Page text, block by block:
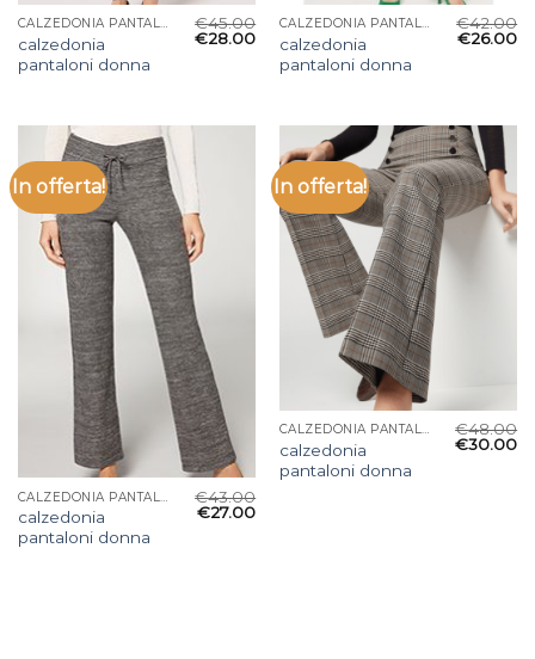
CALZEDONIA PANTALONI DONNA
calzedonia
pantaloni donna
€45.00
€28.00
CALZEDONIA PANTALONI DONNA
calzedonia
pantaloni donna
€42.00
€26.00
In offerta!
calzedonia
pantaloni donna
€43.00
€27.00
In offerta!
CALZEDONIA PANTALONI DONNA
calzedonia
pantaloni donna
€48.00
€30.00